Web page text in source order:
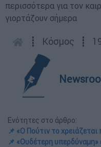
περισσότερα για τον
γιορτάζουν σήμερα
┋ Κόσμος ┋
Ενότητες στο άρθρο:
📌 «Ο Πούτιν το
📌 «Ουδέτερη